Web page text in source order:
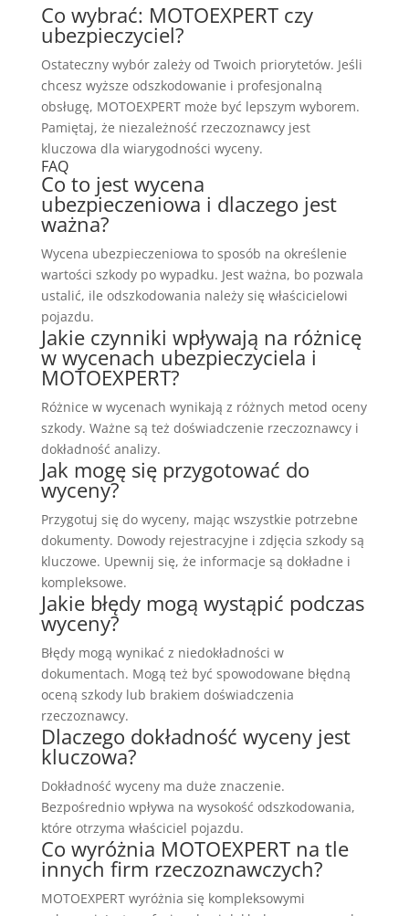
Co wybrać: MOTOEXPERT czy
ubezpieczyciel?
Ostateczny wybór zależy od Twoich priorytetów. Jeśli
chcesz wyższe odszkodowanie i profesjonalną
obsługę, MOTOEXPERT może być lepszym wyborem.
Pamiętaj, że niezależność rzeczoznawcy jest
kluczowa dla wiarygodności wyceny.
FAQ
Co to jest wycena
ubezpieczeniowa i dlaczego jest
ważna?
Wycena ubezpieczeniowa to sposób na określenie
wartości szkody po wypadku. Jest ważna, bo pozwala
ustalić, ile odszkodowania należy się właścicielowi
pojazdu.
Jakie czynniki wpływają na różnicę
w wycenach ubezpieczyciela i
MOTOEXPERT?
Różnice w wycenach wynikają z różnych metod oceny
szkody. Ważne są też doświadczenie rzeczoznawcy i
dokładność analizy.
Jak mogę się przygotować do
wyceny?
Przygotuj się do wyceny, mając wszystkie potrzebne
dokumenty. Dowody rejestracyjne i zdjęcia szkody są
kluczowe. Upewnij się, że informacje są dokładne i
kompleksowe.
Jakie błędy mogą wystąpić podczas
wyceny?
Błędy mogą wynikać z niedokładności w
dokumentach. Mogą też być spowodowane błędną
oceną szkody lub brakiem doświadczenia
rzeczoznawcy.
Dlaczego dokładność wyceny jest
kluczowa?
Dokładność wyceny ma duże znaczenie.
Bezpośrednio wpływa na wysokość odszkodowania,
które otrzyma właściciel pojazdu.
Co wyróżnia MOTOEXPERT na tle
innych firm rzeczoznawczych?
MOTOEXPERT wyróżnia się kompleksowymi